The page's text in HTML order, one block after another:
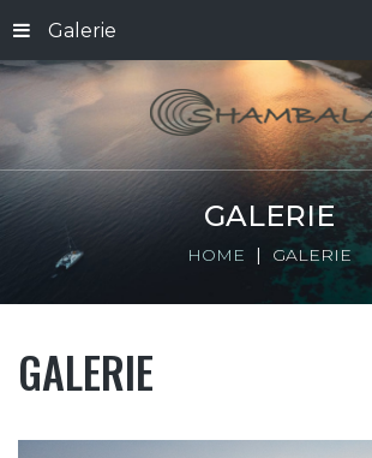
Galerie
GALERIE
HOME GALERIE
GALERIE